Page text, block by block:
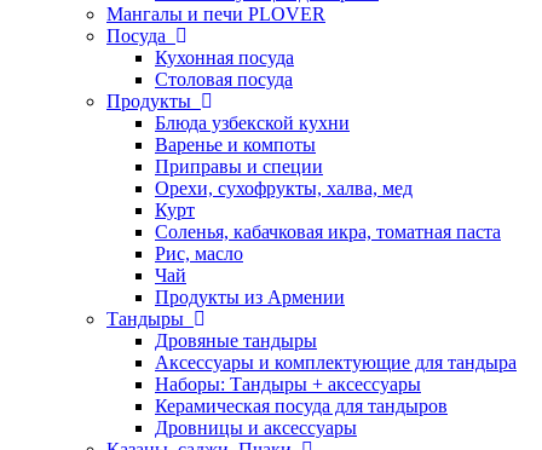
Мангалы и печи PLOVER
Посуда
Кухонная посуда
Столовая посуда
Продукты
Блюда узбекской кухни
Варенье и компоты
Приправы и специи
Орехи, сухофрукты, халва, мед
Курт
Соленья, кабачковая икра, томатная паста
Рис, масло
Чай
Продукты из Армении
Тандыры
Дровяные тандыры
Аксессуары и комплектующие для тандыра
Наборы: Тандыры + аксессуары
Керамическая посуда для тандыров
Дровницы и аксессуары